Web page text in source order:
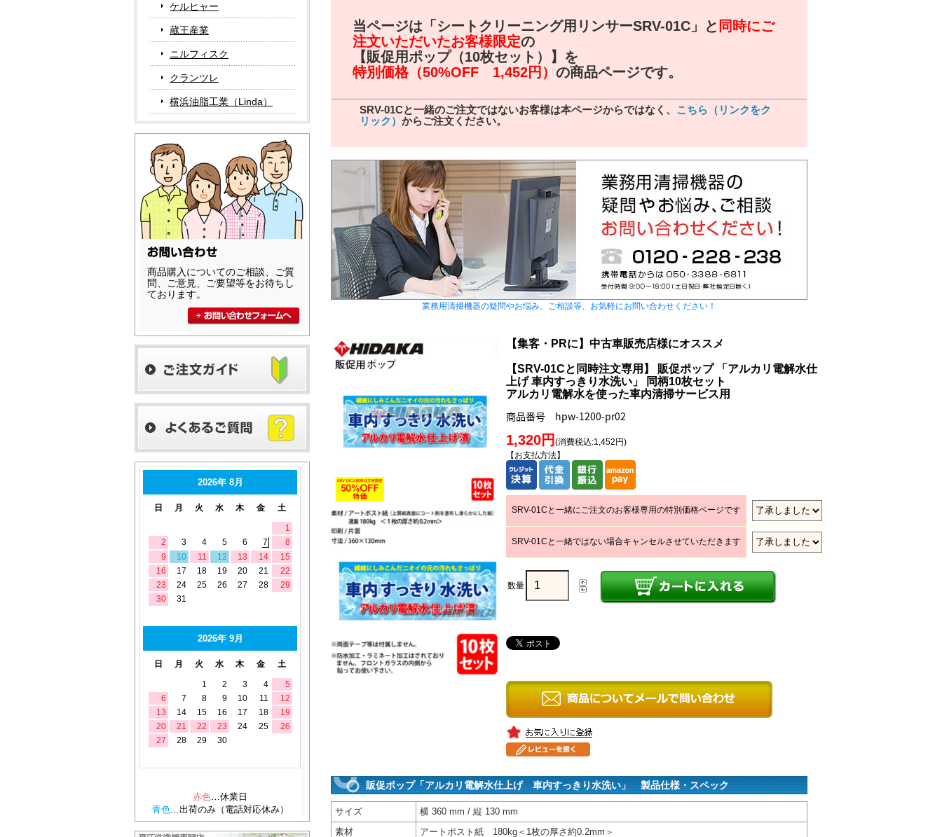
ケルヒャー
蔵王産業
ニルフィスク
クランツレ
横浜油脂工業（Linda）
商品購入についてのご相談、ご質
問、ご意見、ご要望等をお待ちし
ております。
当ページは「シートクリーニング用リンサーSRV-01C」と 同時にご
注文いただいたお客様限定の
【販促用ポップ（10枚セット）】を
特別価格（50%OFF 1,452円） の商品ページです。
SRV-01Cと一緒のご注文ではないお客様は本ページからではなく、 こちら（リンクをク
リック） からご注文ください。
業務用清掃機器の疑問やお悩み、ご相談等、お気軽にお問い合わせください！
【集客・PRに】中古車販売店様にオススメ
【SRV-01Cと同時注文専用】 販促ポップ 「アルカリ電解水仕
上げ 車内すっきり水洗い」 同柄10枚セット
アルカリ電解水を使った車内清掃サービス用
商品番号 hpw-1200-pr02
1,320円 (消費税込:1,452円)
【お支払方法】
SRV-01Cと一緒にご注文のお客様専用の特別価格ページです
SRV-01Cと一緒ではない場合キャンセルさせていただきます
数量
販促ポップ「アルカリ電解水仕上げ 車内すっきり水洗い」 製品仕様・スペック
サイズ
横 360 mm / 縦 130 mm
素材
アートポスト紙 180kg＜1枚の厚さ約0.2mm＞